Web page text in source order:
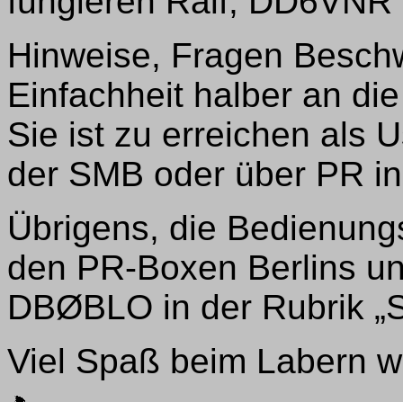
Hinweise, Fragen
Einfachheit halber an
Sie ist zu erreichen als
der SMB oder über PR
Übrigens, die
den PR-Boxen Berlins
DBØBLO in der Rubrik
Viel Spaß beim Labern